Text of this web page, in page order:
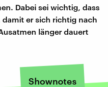
Dabei sei wichtig, dass
er sich richtig nach
länger dauert
Shownotes